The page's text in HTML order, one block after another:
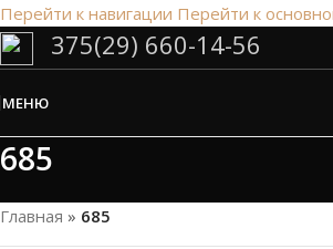
Перейти к навигации Перейти к
Сэкономим Ваше
Рассчитаем мощность | Предложим
наличии и под заказ
375(29) 660-14-56
МЕНЮ
685
Главная » 685